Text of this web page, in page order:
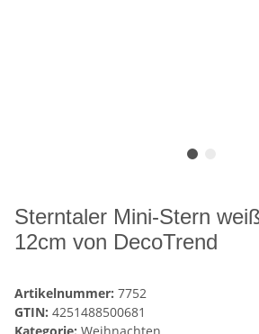
Sterntaler Mini-Stern
12cm von DecoTrend
Artikelnummer: 7752
GTIN: 4251488500681